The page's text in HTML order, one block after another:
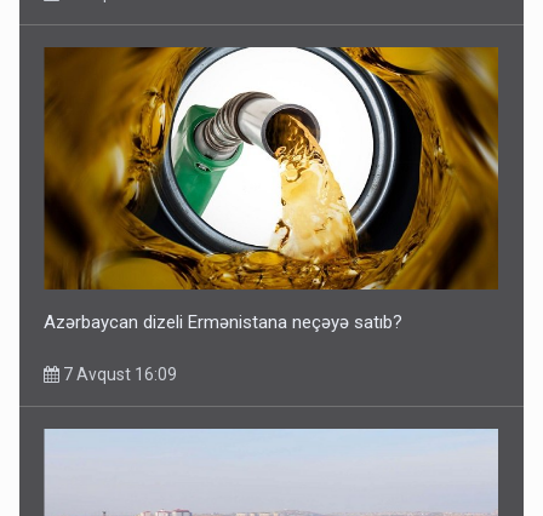
Azərbaycan dizeli Ermənistana neçəyə satıb?
7 Avqust 16:09